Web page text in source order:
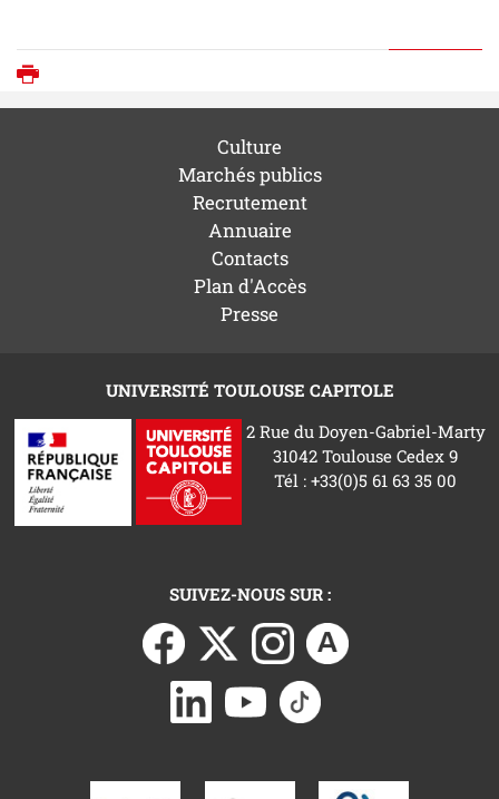
Culture
Marchés publics
Recrutement
Annuaire
Contacts
Plan d'Accès
Presse
UNIVERSITÉ TOULOUSE CAPITOLE
2 Rue du Doyen-Gabriel-Marty
31042 Toulouse Cedex 9
Tél : +33(0)5 61 63 35 00
SUIVEZ-NOUS SUR :